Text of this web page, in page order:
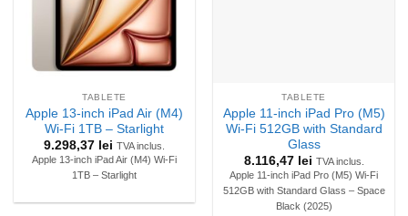
TABLETE
Apple 13-inch iPad Air (M4)
Wi-Fi 1TB – Starlight
9.298,37 lei TVA inclus.
Apple 13-inch iPad Air (M4) Wi-Fi
1TB – Starlight
TABLETE
Apple 11-inch iPad Pro (M5)
Wi-Fi 512GB with Standard
Glass
8.116,47 lei TVA inclus.
Apple 11-inch iPad Pro (M5) Wi-Fi
512GB with Standard Glass – Space
Black (2025)